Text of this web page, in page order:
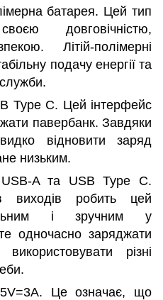
батарея. Цей тип
довговічністю,
Літій-полімерні
подачу енергії та
Type C. Цей інтерфейс
павербанк. Завдяки
відновити заряд
низьким.
USB-A та USB Type C.
виходів робить цей
і зручним у
одночасно заряджати
різні
Це означає, що